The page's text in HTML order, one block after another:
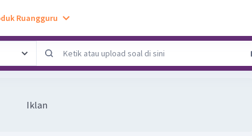
Ruangguru
Iklan